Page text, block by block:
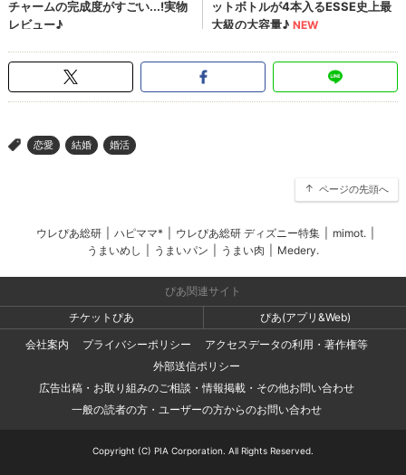
> 恋愛 結婚 婚活
ページの先頭へ
ウレぴあ総研 ハピママ* ウレぴあ総研 ディズニー特集 mimot.
うまいめし
うまいパン うまい肉 Medery.
ぴあ関連サイト
チケットぴあ
ぴあ(アプリ&Web)
会社案内
プライバシーポリシー
アクセスデータの利用・著作権等
外部送信ポリシー
広告出稿・お取り組みのご相談・情報掲載・その他お問い合わせ
一般の読者の方・ユーザーの方からのお問い合わせ
Copyright (C) PIA Corporation. All Rights Reserved.